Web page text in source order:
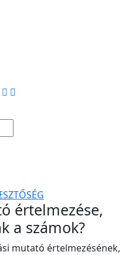
értelmezése,
a számok?
mutató értelmezésének,